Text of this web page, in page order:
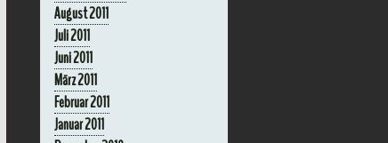
August 2011
Juli 2011
Juni 2011
März 2011
Februar 2011
Januar 2011